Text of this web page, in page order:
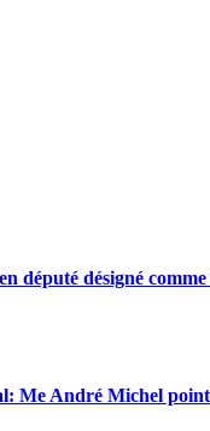
député désigné
Me André Michel